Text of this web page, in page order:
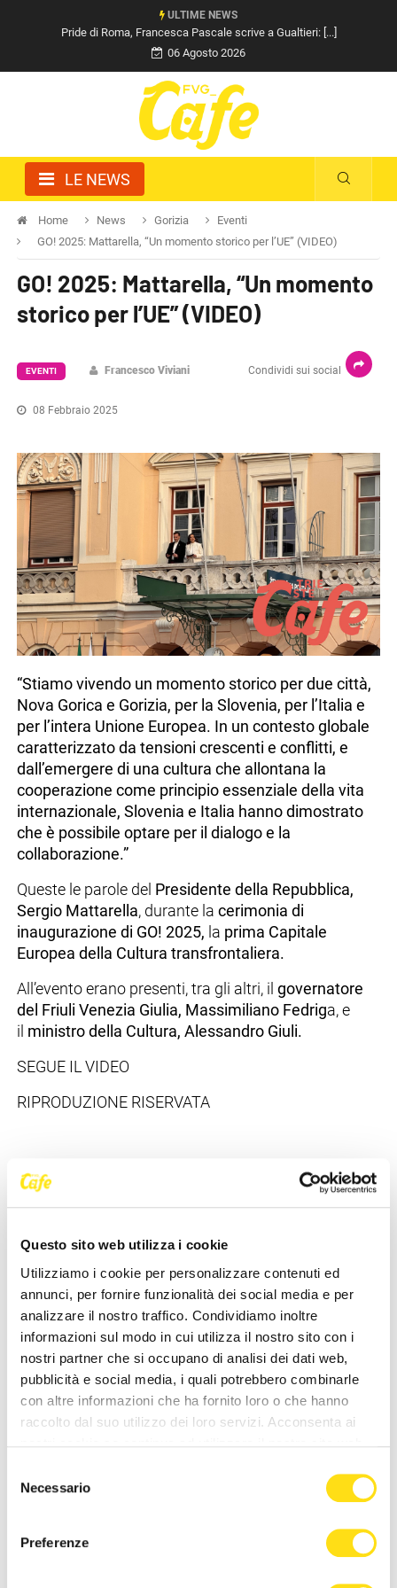
Questo sito web utilizza i cookie
Utilizziamo i cookie per personalizzare contenuti ed
annunci, per fornire funzionalità dei social media e per
analizzare il nostro traffico. Condividiamo inoltre
informazioni sul modo in cui utilizza il nostro sito con i
nostri partner che si occupano di analisi dei dati web,
pubblicità e social media, i quali potrebbero combinarle
con altre informazioni che ha fornito loro o che hanno
raccolto dal suo utilizzo dei loro servizi. Acconsenta ai
delNecessario
Preferenze
ULTIME NEWS
Pride di Roma, Francesca Pascale scrive a Gualtieri: [...]
06 Agosto 2026
LE NEWS
Home News Gorizia
Eventi
GO! 2025: Mattarella, “Un momento storico per l’UE” (VIDEO)
GO! 2025: Mattarella, “Un momento
storico per l’UE” (VIDEO)
Condividi sui social
EVENTI Francesco Viviani
08 Febbraio 2025
“Stiamo vivendo un momento storico per due città,
Nova Gorica e Gorizia, per la Slovenia, per l’Italia e
per l’intera Unione Europea. In un contesto globale
caratterizzato da tensioni crescenti e conflitti, e
dall’emergere di una cultura che allontana la
cooperazione come principio essenziale della vita
internazionale, Slovenia e Italia hanno dimostrato
che è possibile optare per il dialogo e la
collaborazione.”
Queste le parole del Presidente della Repubblica,
Sergio Mattarella, durante lacerimonia di
inaugurazione di GO! 2025, la prima Capitale
Europea della Cultura transfrontaliera.
All’evento erano presenti, tra gli altri, ilgovernatore
del Friuli Venezia Giulia, Massimiliano Fedriga, e
il ministro della Cultura, Alessandro Giuli.
SEGUE IL VIDEO
RIPRODUZIONE RISERVATA
NEWS DELLA STESSA CATEGORIA